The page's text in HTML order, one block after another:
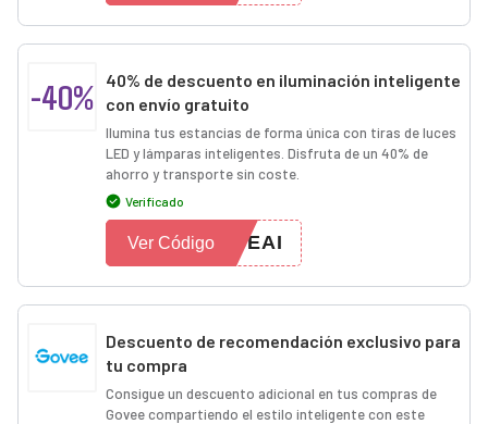
-40%
40% de descuento en iluminación inteligente
con envío gratuito
Ilumina tus estancias de forma única con tiras de luces
LED y lámparas inteligentes. Disfruta de un 40% de
ahorro y transporte sin coste.
Verificado
SEAI
Ver Código
Descuento de recomendación exclusivo para
tu compra
Consigue un descuento adicional en tus compras de
Govee compartiendo el estilo inteligente con este